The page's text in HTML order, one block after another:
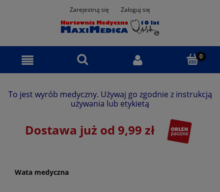
Zarejestruj się Zaloguj się
To jest wyrób medyczny. Używaj go zgodnie z instrukcją
używania lub etykietą
Dostawa już od 9,99 zł
Wata medyczna